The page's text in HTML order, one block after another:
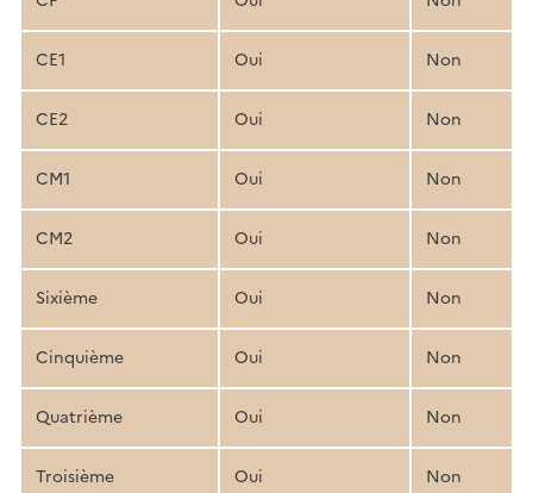
CE1 Oui Non
CE2 Oui Non
CM1 Oui Non
CM2 Oui Non
Sixième Oui Non
Cinquième Oui Non
Quatrième Oui Non
Troisième Oui Non